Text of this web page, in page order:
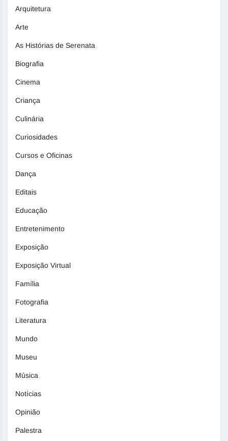
Arquitetura
Arte
As Histórias de Serenata
Biografia
Cinema
Criança
Culinária
Curiosidades
Cursos e Oficinas
Dança
Editais
Educação
Entretenimento
Exposição
Exposição Virtual
Família
Fotografia
Literatura
Mundo
Museu
Música
Notícias
Opinião
Palestra